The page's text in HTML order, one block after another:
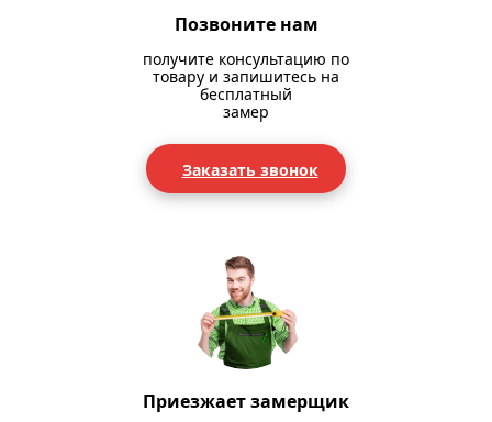
Позвоните нам
получите консультацию по
товару и запишитесь на
бесплатный
замер
Заказать звонок
Приезжает замерщик